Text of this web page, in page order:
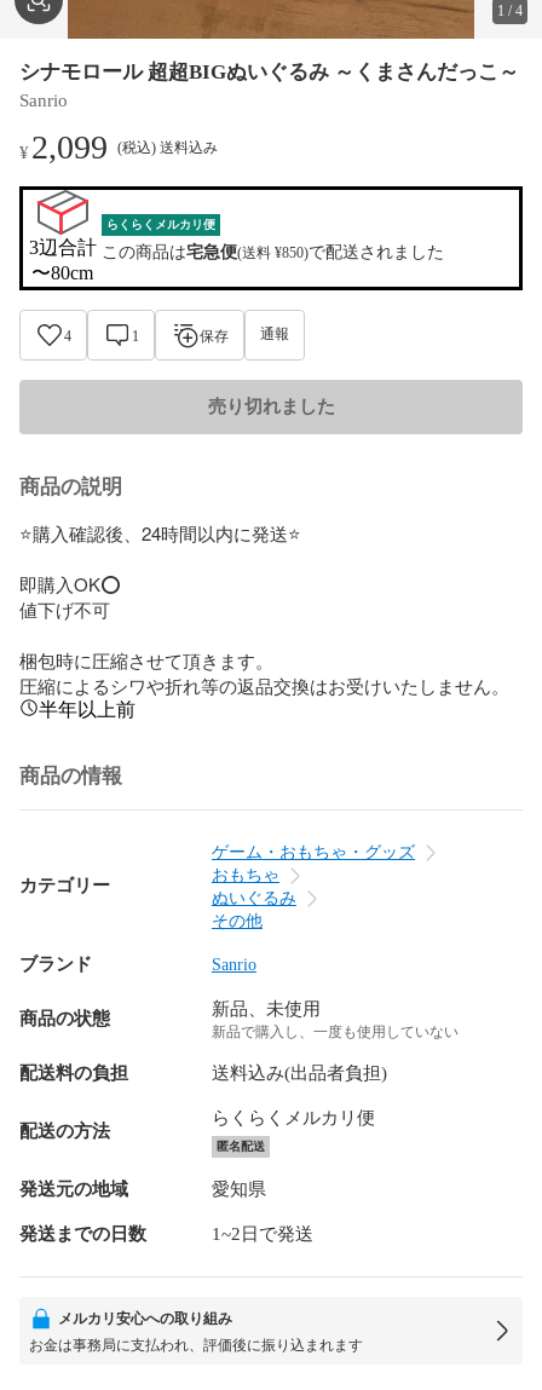
1 /4
シナモロール 超超BIGぬいぐるみ ～くまさんだっこ～
Sanrio
¥2,099 (税込) 送料込み
3辺合計
〜80cm
らくらくメルカリ便
この商品は宅急便(送料 ¥850)で配送されました
4 1 保存 通報
売り切れました
商品の説明
⭐️購入確認後、24時間以内に発送⭐️
即購入OK⭕️
値下げ不可
梱包時に圧縮させて頂きます。
圧縮によるシワや折れ等の返品交換はお受けいたしません。
半年以上前
商品の情報
カテゴリー
ゲーム・おもちゃ・グッズ
おもちゃ
ぬいぐるみ
その他
ブランド Sanrio
商品の状態 新品、未使用
新品で購入し、一度も使用していない
配送料の負担 送料込み(出品者負担)
配送の方法
らくらくメルカリ便
匿名配送
発送元の地域 愛知県
発送までの日数 1~2日で発送
メルカリ安心への取り組み
お金は事務局に支払われ、評価後に振り込まれます